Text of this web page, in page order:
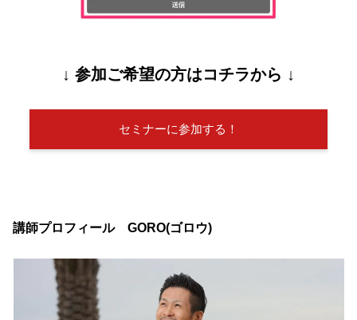
↓ 参加ご希望の方はコチラから ↓
セミナーに参加する！
講師プロフィール GORO(ゴロウ)